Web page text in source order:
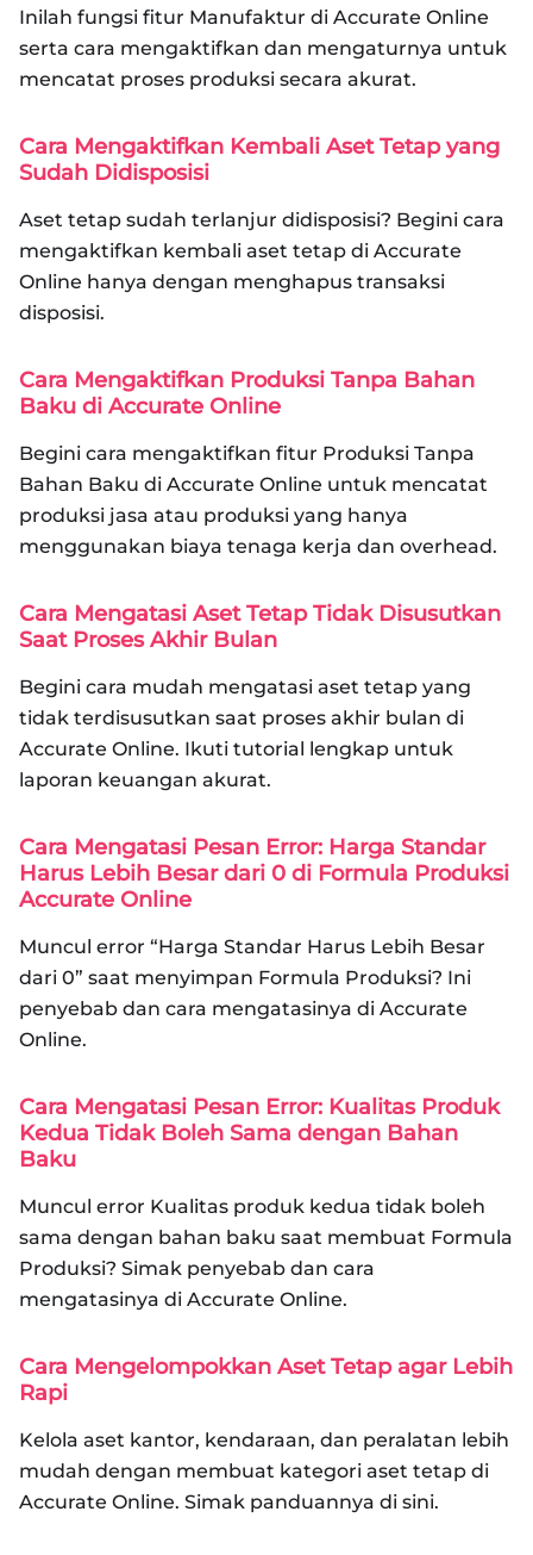
Inilah fungsi fitur Manufaktur di Accurate Online
serta cara mengaktifkan dan mengaturnya untuk
mencatat proses produksi secara akurat.
Cara Mengaktifkan Kembali Aset Tetap yang
Sudah Didisposisi
Aset tetap sudah terlanjur didisposisi? Begini cara
mengaktifkan kembali aset tetap di Accurate
Online hanya dengan menghapus transaksi
disposisi.
Cara Mengaktifkan Produksi Tanpa Bahan
Baku di Accurate Online
Begini cara mengaktifkan fitur Produksi Tanpa
Bahan Baku di Accurate Online untuk mencatat
produksi jasa atau produksi yang hanya
menggunakan biaya tenaga kerja dan overhead.
Cara Mengatasi Aset Tetap Tidak Disusutkan
Saat Proses Akhir Bulan
Begini cara mudah mengatasi aset tetap yang
tidak terdisusutkan saat proses akhir bulan di
Accurate Online. Ikuti tutorial lengkap untuk
laporan keuangan akurat.
Cara Mengatasi Pesan Error: Harga Standar
Harus Lebih Besar dari 0 di Formula Produksi
Accurate Online
Muncul error “Harga Standar Harus Lebih Besar
dari 0” saat menyimpan Formula Produksi? Ini
penyebab dan cara mengatasinya di Accurate
Online.
Cara Mengatasi Pesan Error: Kualitas Produk
Kedua Tidak Boleh Sama dengan Bahan
Baku
Muncul error Kualitas produk kedua tidak boleh
sama dengan bahan baku saat membuat Formula
Produksi? Simak penyebab dan cara
mengatasinya di Accurate Online.
Cara Mengelompokkan Aset Tetap agar Lebih
Rapi
Kelola aset kantor, kendaraan, dan peralatan lebih
mudah dengan membuat kategori aset tetap di
Accurate Online. Simak panduannya di sini.